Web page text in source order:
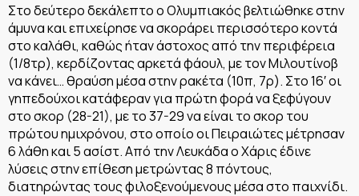
Στο δεύτερο δεκάλεπτο ο Ολυμπιακός βελτιώθηκε στην
άμυνα και επιχείρησε να σκοράρει περισσότερο κοντά
στο καλάθι, καθώς ήταν άστοχος από την περιφέρεια
(1/8τρ), κερδίζοντας αρκετά φάουλ, με τον Μιλουτίνοβ
να κάνει… θραύση μέσα στην ρακέτα (10π, 7ρ). Στο 16′ οι
γηπεδούχοι κατάφεραν για πρώτη φορά να ξεφύγουν
στο σκορ (28-21), με το 37-29 να είναι το σκορ του
πρώτου ημιχρόνου, στο οποίο οι Πειραιώτες μέτρησαν
6 λάθη και 5 ασίστ. Από την Λευκάδα ο Χάρις έδινε
λύσεις στην επίθεση μετρώντας 8 πόντους,
διατηρώντας τους φιλοξενούμενους μέσα στο παιχνίδι.